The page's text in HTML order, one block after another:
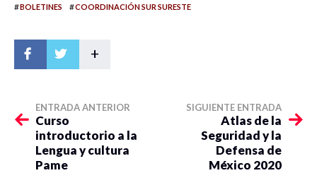
#BOLETINES #COORDINACIÓN SUR SURESTE
+
ENTRADA ANTERIOR
Curso
introductorio a la
Lengua y cultura
Pame
SIGUIENTE ENTRADA
Atlas de la
Seguridad y la
Defensa de
México 2020